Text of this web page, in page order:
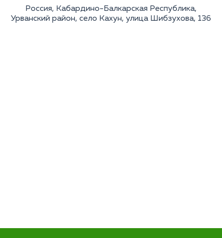
Россия, Кабардино-Балкарская Республика,
Урванский район, село Кахун, улица Шибзухова, 136